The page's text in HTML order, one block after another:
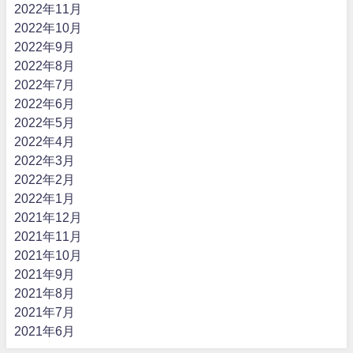
2022年11月
2022年10月
2022年9月
2022年8月
2022年7月
2022年6月
2022年5月
2022年4月
2022年3月
2022年2月
2022年1月
2021年12月
2021年11月
2021年10月
2021年9月
2021年8月
2021年7月
2021年6月